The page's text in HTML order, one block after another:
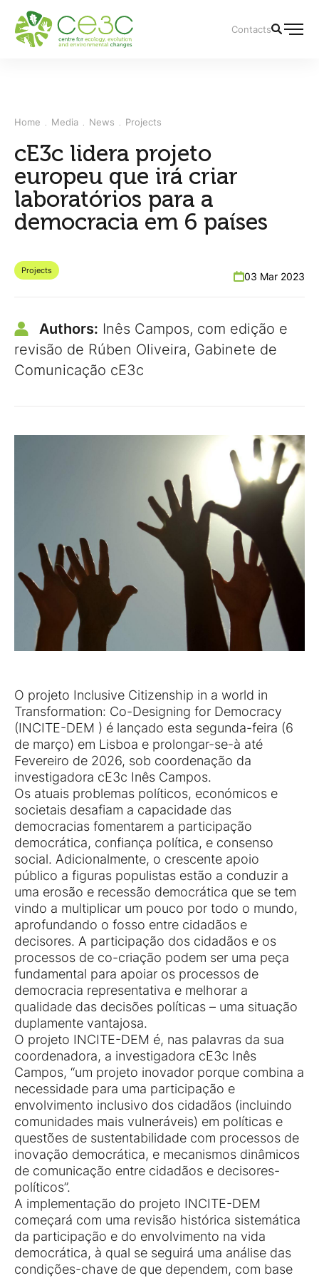
Contacts
Home Media News Projects
cE3c lidera projeto
europeu que irá criar
laboratórios para a
democracia em 6 países
Projects 03 Mar 2023
Authors: Inês Campos, com edição e
revisão de Rúben Oliveira, Gabinete de
Comunicação cE3c
O projeto Inclusive Citizenship in a world in
Transformation: Co-Designing for Democracy
(INCITE-DEM ) é lançado esta segunda-feira (6
de março) em Lisboa e prolongar-se-à até
Fevereiro de 2026, sob coordenação da
investigadora cE3c Inês Campos.
Os atuais problemas políticos, económicos e
societais desafiam a capacidade das
democracias fomentarem a participação
democrática, confiança política, e consenso
social. Adicionalmente, o crescente apoio
público a figuras populistas estão a conduzir a
uma erosão e recessão democrática que se tem
vindo a multiplicar um pouco por todo o mundo,
aprofundando o fosso entre cidadãos e
decisores. A participação dos cidadãos e os
processos de co-criação podem ser uma peça
fundamental para apoiar os processos de
democracia representativa e melhorar a
qualidade das decisões políticas – uma situação
duplamente vantajosa.
O projeto INCITE-DEM é, nas palavras da sua
coordenadora, a investigadora cE3c Inês
Campos, “um projeto inovador porque combina a
necessidade para uma participação e
envolvimento inclusivo dos cidadãos (incluindo
comunidades mais vulneráveis) em políticas e
questões de sustentabilidade com processos de
inovação democrática, e mecanismos dinâmicos
de comunicação entre cidadãos e decisores-
políticos”.
A implementação do projeto INCITE-DEM
começará com uma revisão histórica sistemática
da participação e do envolvimento na vida
democrática, à qual se seguirá uma análise das
condições-chave de que dependem, com base